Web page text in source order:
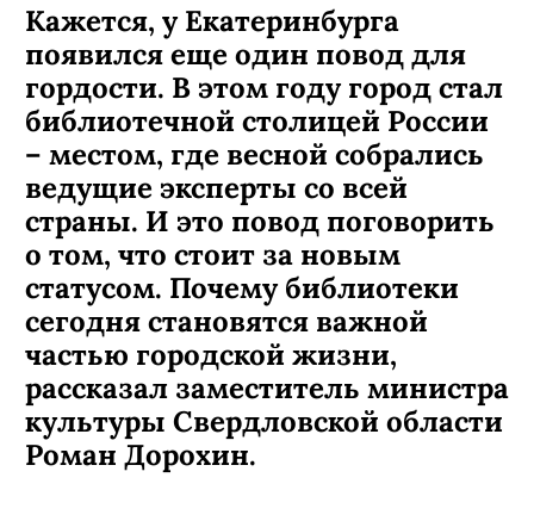
Кажется, у Екатеринбурга
появился еще один повод для
гордости. В этом году город стал
библиотечной столицей России
– местом, где весной собрались
ведущие эксперты со всей
страны. И это повод поговорить
о том, что стоит за новым
статусом. Почему библиотеки
сегодня становятся важной
частью городской жизни,
рассказал заместитель министра
культуры Свердловской области
Роман Дорохин.